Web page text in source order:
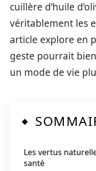
cuillère d’huile
véritablement les
article explore en
geste pourrait
un mode de vie
Les vertus
santé